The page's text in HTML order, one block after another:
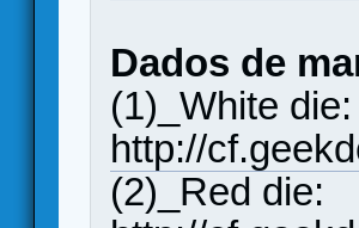
Dados de
(1)_White die:
http://
(2)_Red die: